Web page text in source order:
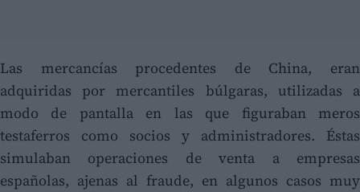
Las mercancías procedentes de China, eran
adquiridas por mercantiles búlgaras, utilizadas a
modo de pantalla en las que figuraban meros
testaferros como socios y administradores. Éstas
simulaban operaciones de venta a empresas
españolas, ajenas al fraude, en algunos casos muy